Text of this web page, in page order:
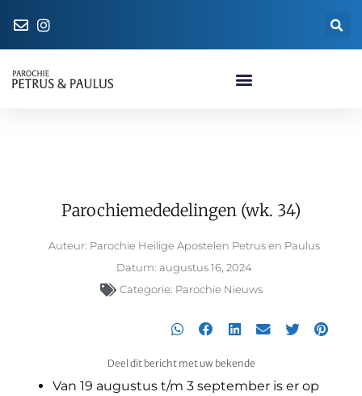
Parochiemededelingen (wk. 34)
Auteur: Parochie Heilige Apostelen Petrus en Paulus
Datum: augustus 16, 2024
Categorie: Parochie Nieuws
Deel dit bericht met uw bekende
Van 19 augustus t/m 3 september is er op